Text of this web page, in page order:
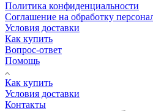
Политика конфиденциальности
Соглашение на обработку
Условия доставки
Как купить
Вопрос-ответ
Помощь
Как купить
Условия доставки
Контакты